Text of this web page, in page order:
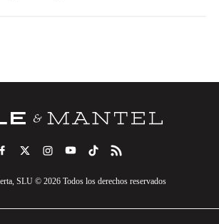
SLU © 2026 Todos los derechos reservados